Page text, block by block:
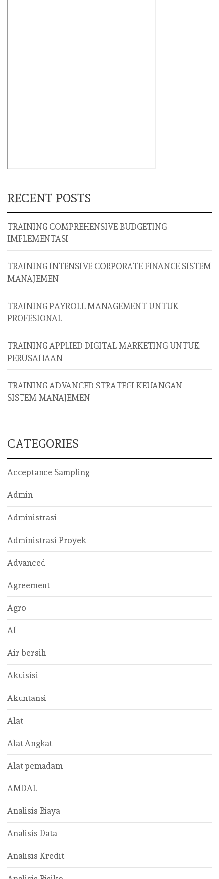
RECENT POSTS
TRAINING COMPREHENSIVE BUDGETING
IMPLEMENTASI
TRAINING INTENSIVE CORPORATE FINANCE SISTEM
MANAJEMEN
TRAINING PAYROLL MANAGEMENT UNTUK
PROFESIONAL
TRAINING APPLIED DIGITAL MARKETING UNTUK
PERUSAHAAN
TRAINING ADVANCED STRATEGI KEUANGAN
SISTEM MANAJEMEN
CATEGORIES
Acceptance Sampling
Admin
Administrasi
Administrasi Proyek
Advanced
Agreement
Agro
AI
Air bersih
Akuisisi
Akuntansi
Alat
Alat Angkat
Alat pemadam
AMDAL
Analisis Biaya
Analisis Data
Analisis Kredit